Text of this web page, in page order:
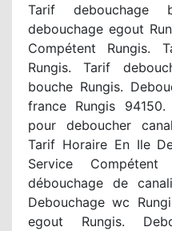
Tarif debouchage
debouchage egout
Compétent Rungis.
Rungis. Tarif
bouche Rungis.
france Rungis
pour deboucher
Tarif Horaire En Ile
Service
débouchage de
Debouchage wc
egout Rungis.